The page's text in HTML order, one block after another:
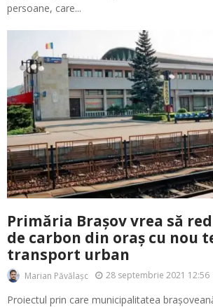
persoane, care...
Primăria Brașov vrea să
de carbon din oraș cu nou
transport urban
Marian Păvălașc 28 septembrie 2021 12:56
Proiectul prin care municipalitatea